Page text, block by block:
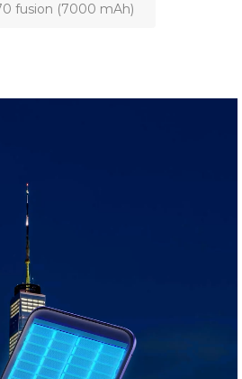
fusion (7000 mAh)